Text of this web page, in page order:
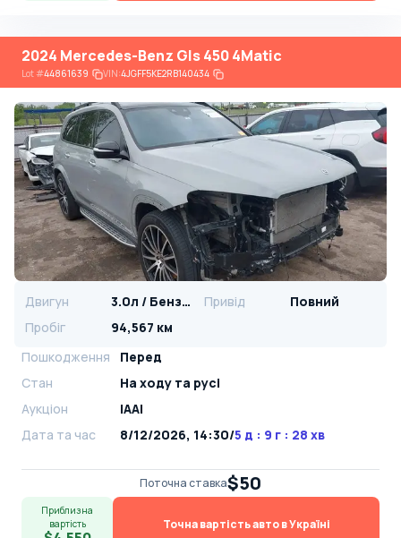
2024 Mercedes-Benz Gls 450 4Matic
Lot#44861639 VIN:4JGFF5KE2RB140434
Двигун 3.0л / Бензин Привід
Повний
Пробіг
94,567 км
Пошкодження
Перед
Стан
На ​​ходу та русі
Аукціон
IAAI
Дата та час
8/12/2026, 14:30/5 д : 9 г : 28 хв
Поточна ставка$50
Приблизна
вартість
Точна вартість авто в Україні